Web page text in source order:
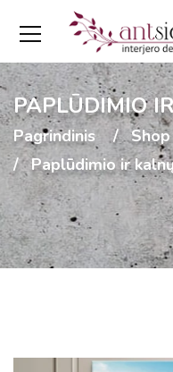
PAPLŪDIMIO
Pagrindinis Shop
Paplūdimio ir